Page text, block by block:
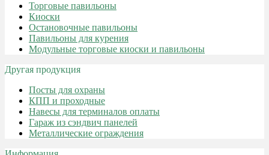
Торговые павильоны
Киоски
Остановочные павильоны
Павильоны для курения
Модульные торговые киоски и павильоны
Другая продукция
Посты для охраны
КПП и проходные
Навесы для терминалов оплаты
Гараж из сэндвич панелей
Металлические ограждения